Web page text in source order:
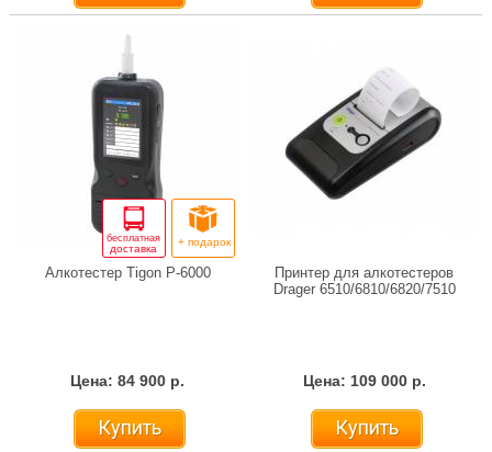
бесплатная
доставка
+ подарок
Алкотестер Tigon P-6000
Цена: 84 900 р.
Купить
Принтер для алкотестеров
Drager 6510/6810/6820/7510
Цена: 109 000 р.
Купить